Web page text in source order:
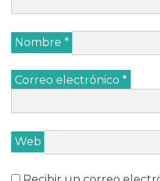
Nombre *
Correo electrónico *
Web